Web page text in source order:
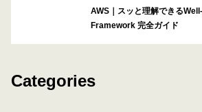
AWS｜スッと理解できる
Framework 完全ガイド
Categories